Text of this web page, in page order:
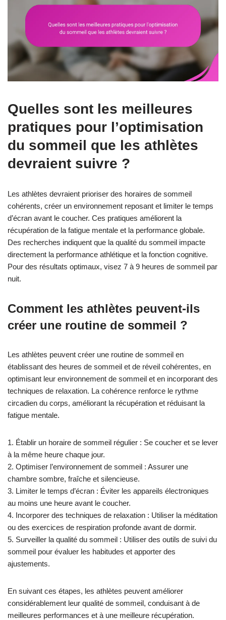
Quelles sont les meilleures
pratiques pour l’optimisation
du sommeil que les athlètes
devraient suivre ?
Les athlètes devraient prioriser des horaires de sommeil
cohérents, créer un environnement reposant et limiter le temps
d’écran avant le coucher. Ces pratiques améliorent la
récupération de la fatigue mentale et la performance globale.
Des recherches indiquent que la qualité du sommeil impacte
directement la performance athlétique et la fonction cognitive.
Pour des résultats optimaux, visez 7 à 9 heures de sommeil par
nuit.
Comment les athlètes peuvent-ils
créer une routine de sommeil ?
Les athlètes peuvent créer une routine de sommeil en
établissant des heures de sommeil et de réveil cohérentes, en
optimisant leur environnement de sommeil et en incorporant des
techniques de relaxation. La cohérence renforce le rythme
circadien du corps, améliorant la récupération et réduisant la
fatigue mentale.
1. Établir un horaire de sommeil régulier : Se coucher et se lever
à la même heure chaque jour.
2. Optimiser l’environnement de sommeil : Assurer une
chambre sombre, fraîche et silencieuse.
3. Limiter le temps d’écran : Éviter les appareils électroniques
au moins une heure avant le coucher.
4. Incorporer des techniques de relaxation : Utiliser la méditation
ou des exercices de respiration profonde avant de dormir.
5. Surveiller la qualité du sommeil : Utiliser des outils de suivi du
sommeil pour évaluer les habitudes et apporter des
ajustements.
En suivant ces étapes, les athlètes peuvent améliorer
considérablement leur qualité de sommeil, conduisant à de
meilleures performances et à une meilleure récupération.